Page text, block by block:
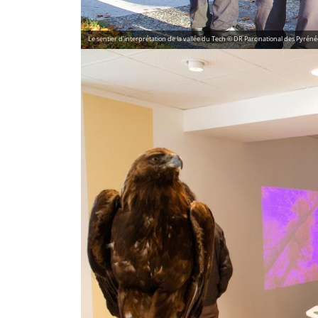
Le sentier d'interprétation de la vallée du Tech © DR Parc national des